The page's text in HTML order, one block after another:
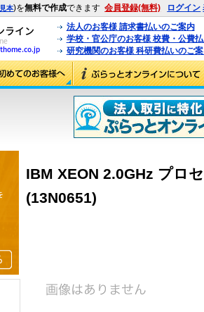
見本)を無料で作成できます 会員登録(無料) ログイン
法人のお客様 請求書払いのご案内
学校・官公庁のお客様 校費・公費
研究機関のお客様 科研費払いのご
IBM XEON 2.0GHz プロ
(13N0651)